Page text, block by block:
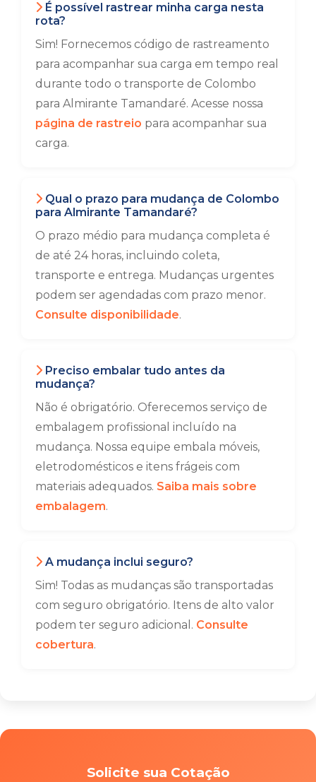
É possível rastrear minha carga nesta
rota?
Sim! Fornecemos código de rastreamento
para acompanhar sua carga em tempo real
durante todo o transporte de Colombo
para Almirante Tamandaré. Acesse nossa
página de rastreio para acompanhar sua
carga.
Qual o prazo para mudança de Colombo
para Almirante Tamandaré?
O prazo médio para mudança completa é
de até 24 horas, incluindo coleta,
transporte e entrega. Mudanças urgentes
podem ser agendadas com prazo menor.
Consulte disponibilidade.
Preciso embalar tudo antes da
mudança?
Não é obrigatório. Oferecemos serviço de
embalagem profissional incluído na
mudança. Nossa equipe embala móveis,
eletrodomésticos e itens frágeis com
materiais adequados. Saiba mais sobre
embalagem.
A mudança inclui seguro?
Sim! Todas as mudanças são transportadas
com seguro obrigatório. Itens de alto valor
podem ter seguro adicional. Consulte
cobertura.
Solicite sua Cotação